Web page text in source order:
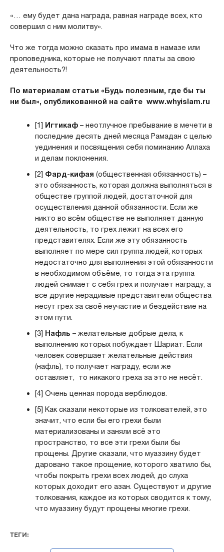
«… ему будет дана награда, равная награде всех, кто
совершил с ним молитву».
Что же тогда можно сказать про имама в намазе или
проповедника, которые не получают платы за свою
деятельность?!
По материалам статьи «Будь полезным, где бы ты
ни был», опубликованной на сайте www.whyislam.ru
[1] Игтикаф– неотлучное пребывание в мечети в
последние десять дней месяца Рамадан с целью
уединения и посвящения себя поминанию Аллаха
и делам поклонения.
[2] Фард-кифая (общественная обязанность) –
это обязанность, которая должна выполняться в
обществе группой людей, достаточной для
осуществления данной обязанности. Если же
никто во всём обществе не выполняет данную
деятельность, то грех лежит на всех его
представителях. Если же эту обязанность
выполняет по мере сил группа людей, которых
недостаточно для выполнения этой обязанности
в необходимом объёме, то тогда эта группа
людей снимает с себя грех и получает награду, а
все другие нерадивые представители общества
несут грех за своё неучастие и бездействие на
этом пути.
[3] Нафль – желательные добрые дела, к
выполнению которых побуждает Шариат. Если
человек совершает желательные действия
(нафль), то получает награду, если же
оставляет, то никакого греха за это не несёт.
[4] Очень ценная порода верблюдов.
[5] Как сказали некоторые из толкователей, это
значит, что если бы его грехи были
материализованы и заняли всё это
пространство, то все эти грехи были бы
прощены. Другие сказали, что муаззину будет
даровано такое прощение, которого хватило бы,
чтобы покрыть грехи всех людей, до слуха
которых доходит его азан. Существуют и другие
толкования, каждое из которых сводится к тому,
что муаззину будут прощены многие грехи.
ТЕГИ: